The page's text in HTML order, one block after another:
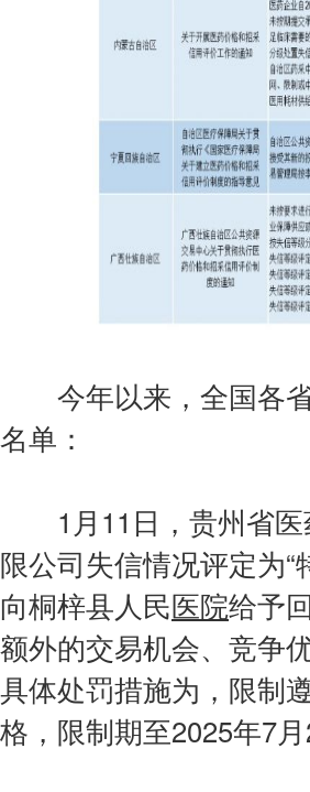
今年以来，全国各省
名单：
1月11日，贵州省医
限公司失信情况评定为
向桐梓县人民医院给予
额外的交易机会、竞争
具体处罚措施为，限制
格，限制期至2025年7月